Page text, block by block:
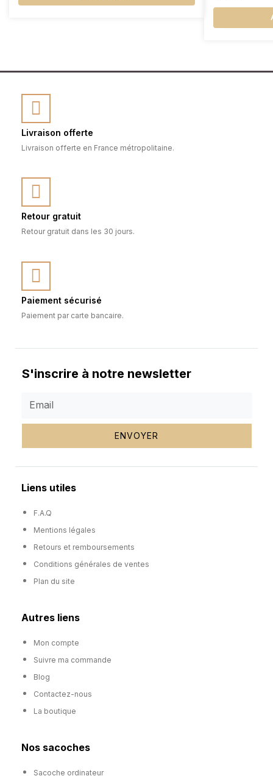
Livraison offerte
Livraison offerte en France métropolitaine.
Retour gratuit
Retour gratuit dans les 30 jours.
Paiement sécurisé
Paiement par carte bancaire.
S'inscrire à notre newsletter
ENVOYER
Liens utiles
F.A.Q
Mentions légales
Retours et remboursements
Conditions générales de ventes
Plan du site
Autres liens
Mon compte
Suivre ma commande
Blog
Contactez-nous
La boutique
Nos sacoches
Sacoche ordinateur